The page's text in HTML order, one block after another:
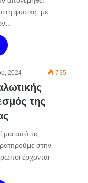
φυσική, με
2024 735
της
μια από τις
στην
έρχονται